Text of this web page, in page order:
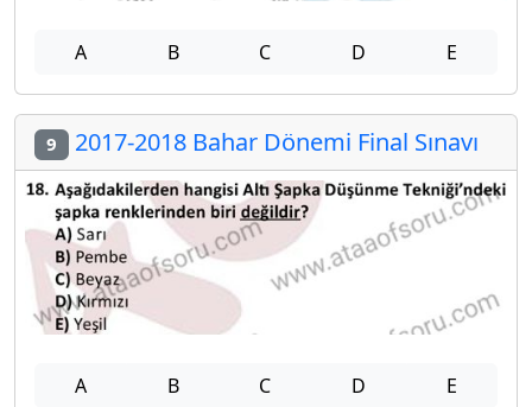
A B C D E
9 2017-2018 Bahar Dönemi Final Sınavı
A B C D E